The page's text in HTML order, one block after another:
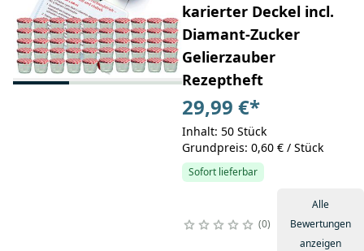
karierter Deckel incl.
Diamant-Zucker
Gelierzauber
Rezeptheft
29,99 €*
Inhalt: 50 Stück
Grundpreis: 0,60 € / Stück
Sofort lieferbar
0
Alle
Bewertungen
anzeigen